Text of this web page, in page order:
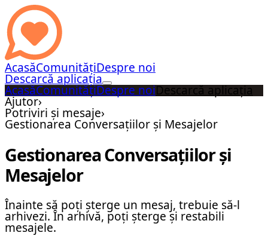
AcasăComunitățiDespre noi
Descarcă aplicația
AcasăComunitățiDespre noiDescarcă aplicația
Ajutor›
Potriviri și mesaje›
Gestionarea Conversațiilor și Mesajelor
Gestionarea Conversațiilor și
Mesajelor
Înainte să poți șterge un mesaj, trebuie să-l
arhivezi. În arhivă, poți șterge și restabili
mesajele.